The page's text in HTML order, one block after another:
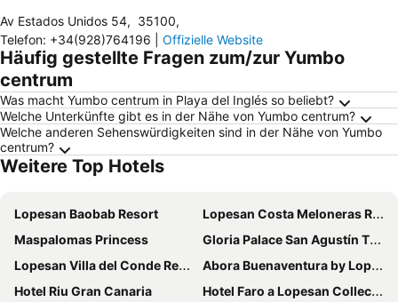
Av Estados Unidos 54, 35100,
Telefon: +34(928)764196 Offizielle Website
Häufig gestellte Fragen zum/zur Yumbo
centrum
Was macht Yumbo centrum in Playa del Inglés so beliebt?
Welche Unterkünfte gibt es in der Nähe von Yumbo centrum?
Welche anderen Sehenswürdigkeiten sind in der Nähe von Yumbo
centrum?
Weitere Top Hotels
Lopesan Baobab Resort
Lopesan Costa Meloneras Resort & SPA
Maspalomas Princess
Gloria Palace San Agustín Thalasso & Hotel
Lopesan Villa del Conde Resort & Thalasso
Abora Buenaventura by Lopesan Hotels
Hotel Riu Gran Canaria
Hotel Faro a Lopesan Collection Hotels